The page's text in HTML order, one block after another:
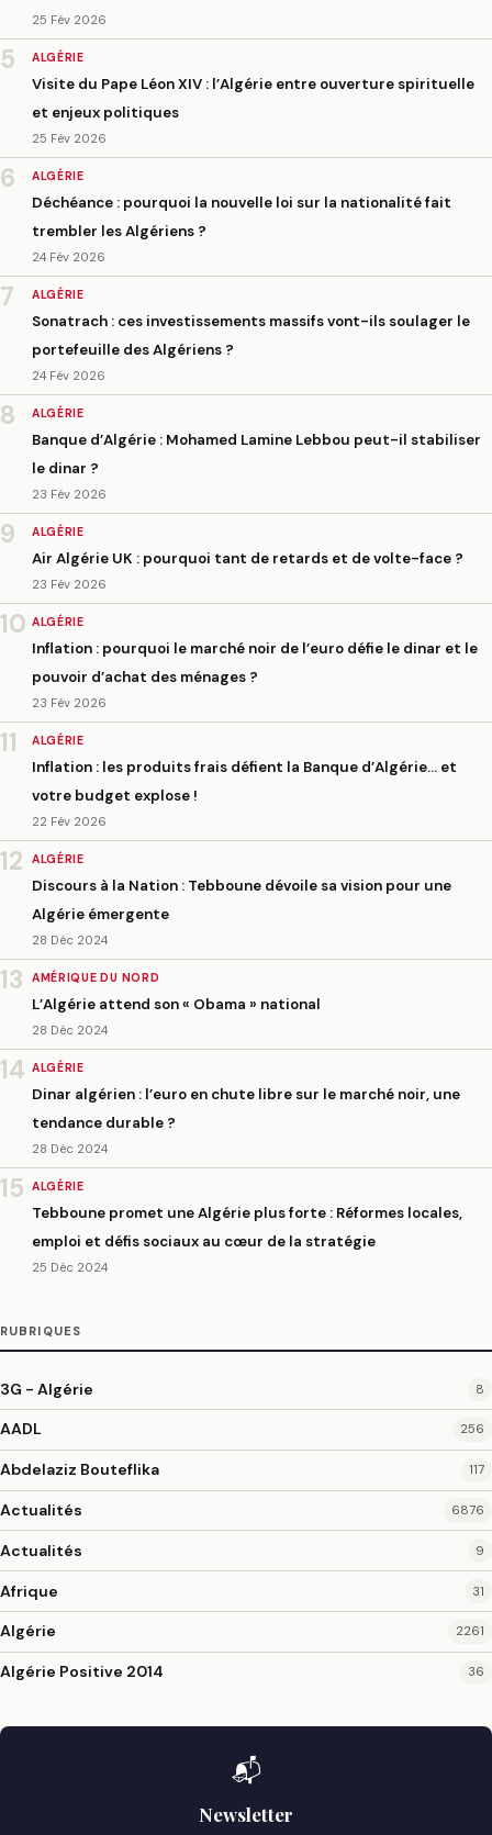
25 Fév 2026
5 ALGÉRIE
Visite du Pape Léon XIV : l’Algérie entre ouverture spirituelle
et enjeux politiques
25 Fév 2026
6 ALGÉRIE
Déchéance : pourquoi la nouvelle loi sur la nationalité fait
trembler les Algériens ?
24 Fév 2026
7 ALGÉRIE
Sonatrach : ces investissements massifs vont-ils soulager le
portefeuille des Algériens ?
24 Fév 2026
8 ALGÉRIE
Banque d’Algérie : Mohamed Lamine Lebbou peut-il stabiliser
le dinar ?
23 Fév 2026
9 ALGÉRIE
Air Algérie UK : pourquoi tant de retards et de volte-face ?
23 Fév 2026
10 ALGÉRIE
Inflation : pourquoi le marché noir de l’euro défie le dinar et le
pouvoir d’achat des ménages ?
23 Fév 2026
11 ALGÉRIE
Inflation : les produits frais défient la Banque d’Algérie… et
votre budget explose !
22 Fév 2026
12 ALGÉRIE
Discours à la Nation : Tebboune dévoile sa vision pour une
Algérie émergente
28 Déc 2024
13 AMÉRIQUE DU NORD
L’Algérie attend son « Obama » national
28 Déc 2024
14 ALGÉRIE
Dinar algérien : l’euro en chute libre sur le marché noir, une
tendance durable ?
28 Déc 2024
15 ALGÉRIE
Tebboune promet une Algérie plus forte : Réformes locales,
emploi et défis sociaux au cœur de la stratégie
25 Déc 2024
RUBRIQUES
3G - Algérie 8
AADL 256
Abdelaziz Bouteflika 117
Actualités 6876
Actualités 9
Afrique 31
Algérie 2261
Algérie Positive 2014 36
📬
Newsletter